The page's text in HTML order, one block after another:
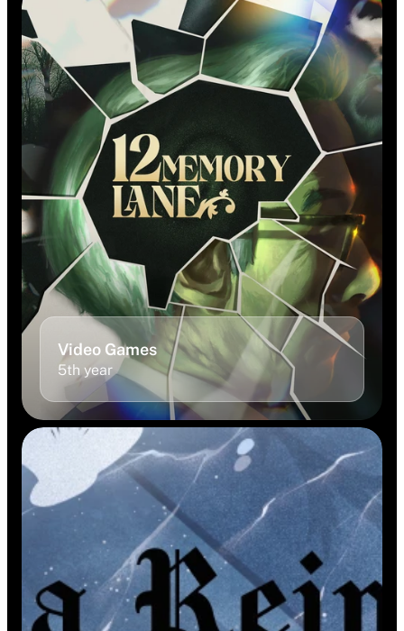
Video Games
5th year